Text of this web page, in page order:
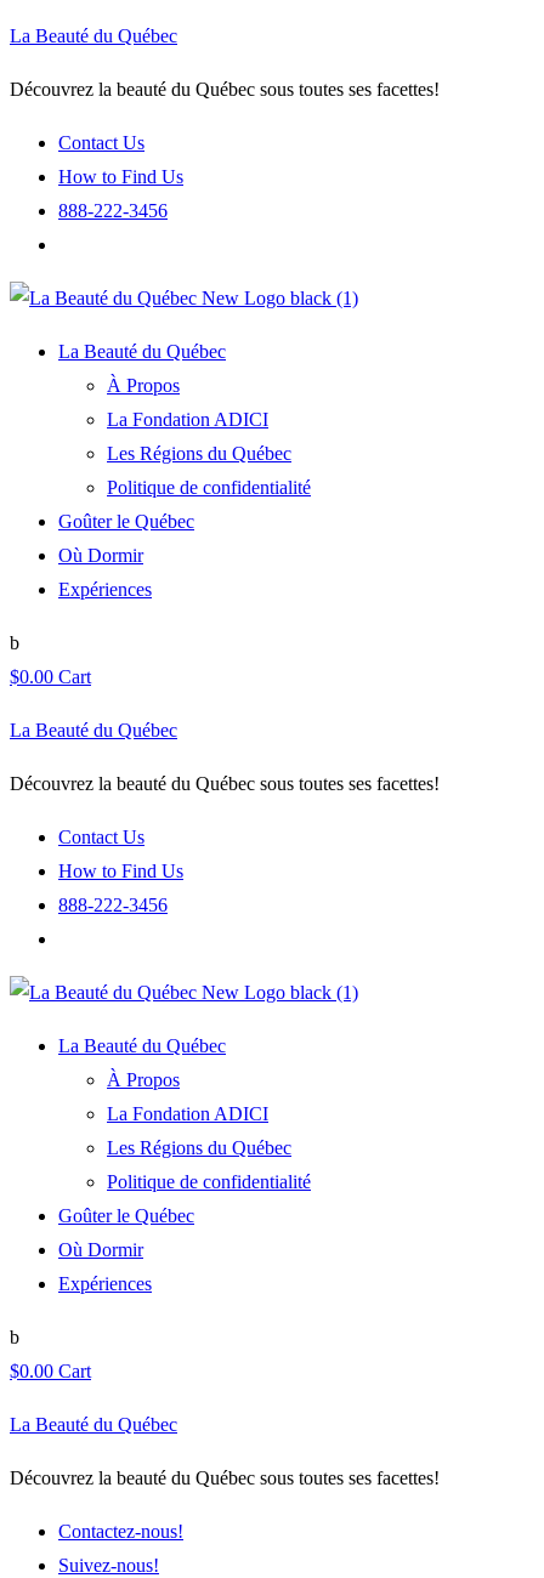
La Beauté du Québec
Découvrez la beauté du Québec sous toutes ses facettes!
Contact Us
How to Find Us
888-222-3456
La Beauté du Québec
À Propos
La Fondation ADICI
Les Régions du Québec
Politique de confidentialité
Goûter le Québec
Où Dormir
Expériences
$0.00 Cart
La Beauté du Québec
Découvrez la beauté du Québec sous toutes ses facettes!
Contact Us
How to Find Us
888-222-3456
La Beauté du Québec
À Propos
La Fondation ADICI
Les Régions du Québec
Politique de confidentialité
Goûter le Québec
Où Dormir
Expériences
$0.00 Cart
La Beauté du Québec
Découvrez la beauté du Québec sous toutes ses facettes!
Contactez-nous!
Suivez-nous!